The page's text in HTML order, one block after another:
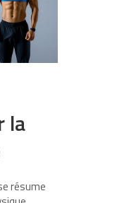
la
résume